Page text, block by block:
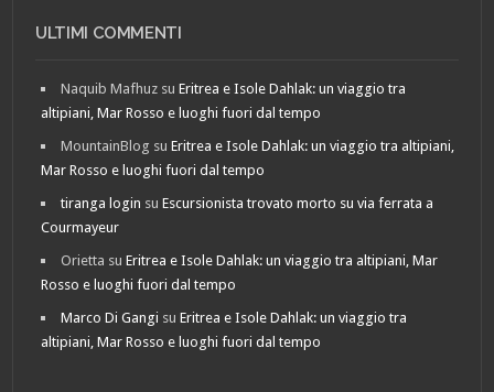
ULTIMI COMMENTI
Naquib Mafhuz suEritrea e Isole Dahlak: un viaggio tra
altipiani, Mar Rosso e luoghi fuori dal tempo
MountainBlog suEritrea e Isole Dahlak: un viaggio tra altipiani,
Mar Rosso e luoghi fuori dal tempo
tiranga login suEscursionista trovato morto su via ferrata a
Courmayeur
Orietta suEritrea e Isole Dahlak: un viaggio tra altipiani, Mar
Rosso e luoghi fuori dal tempo
Marco Di Gangi suEritrea e Isole Dahlak: un viaggio tra
altipiani, Mar Rosso e luoghi fuori dal tempo